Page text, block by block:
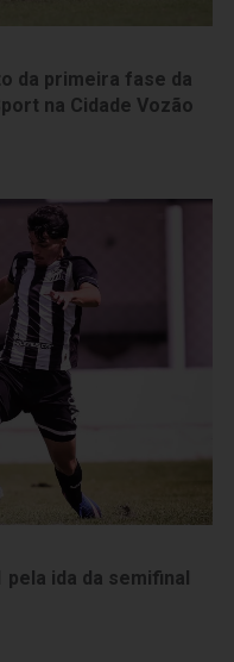
da primeira fase da
na Cidade Vozão
ida da semifinal